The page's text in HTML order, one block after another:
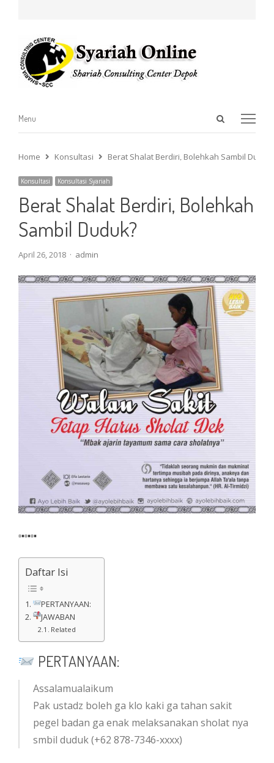
Open
Menu
Menu
Home Konsultasi Berat Shalat Berdiri, Bolehkah Sambil
Konsultasi Konsultasi Syariah
Berat Shalat Berdiri, Bolehkah
Sambil Duduk?
April 26, 2018 Author
admin
▫▪▫▪▫▪
Daftar Isi
PERTANYAAN:
JAWABAN
Related
PERTANYAAN:
Assalamualaikum
Pak ustadz boleh ga klo kaki ga tahan sakit
pegel badan ga enak melaksanakan sholat nya
smbil duduk (+62 878-7346-xxxx)